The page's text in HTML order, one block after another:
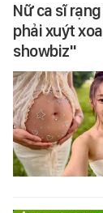
Nữ ca sĩ
phải xuýt
showbiz"